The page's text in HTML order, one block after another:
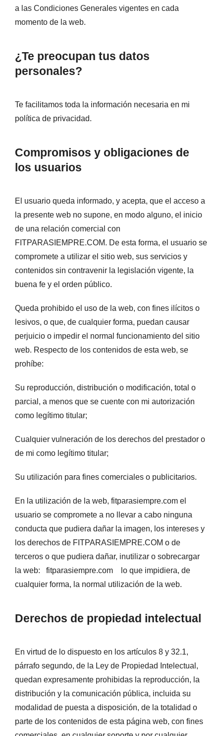
a las Condiciones Generales vigentes en cada
momento de la web.
¿Te preocupan tus datos
personales?
Te facilitamos toda la información necesaria en mi
política de privacidad.
Compromisos y obligaciones de
los usuarios
El usuario queda informado, y acepta, que el acceso a
la presente web no supone, en modo alguno, el inicio
de una relación comercial con
FITPARASIEMPRE.COM. De esta forma, el usuario se
compromete a utilizar el sitio web, sus servicios y
contenidos sin contravenir la legislación vigente, la
buena fe y el orden público.
Queda prohibido el uso de la web, con fines ilícitos o
lesivos, o que, de cualquier forma, puedan causar
perjuicio o impedir el normal funcionamiento del sitio
web. Respecto de los contenidos de esta web, se
prohíbe:
Su reproducción, distribución o modificación, total o
parcial, a menos que se cuente con mi autorización
como legítimo titular;
Cualquier vulneración de los derechos del prestador o
de mi como legítimo titular;
Su utilización para fines comerciales o publicitarios.
En la utilización de la web, fitparasiempre.com el
usuario se compromete a no llevar a cabo ninguna
conducta que pudiera dañar la imagen, los intereses y
los derechos de FITPARASIEMPRE.COM o de
terceros o que pudiera dañar, inutilizar o sobrecargar
la web: fitparasiempre.com lo que impidiera, de
cualquier forma, la normal utilización de la web.
Derechos de propiedad intelectual
En virtud de lo dispuesto en los artículos 8 y 32.1,
párrafo segundo, de la Ley de Propiedad Intelectual,
quedan expresamente prohibidas la reproducción, la
distribución y la comunicación pública, incluida su
modalidad de puesta a disposición, de la totalidad o
parte de los contenidos de esta página web, con fines